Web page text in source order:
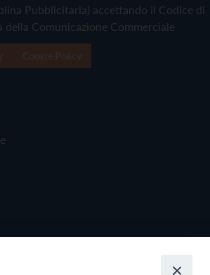
Pubblicitaria) accettando il Codice di
della Comunicazione Commerciale